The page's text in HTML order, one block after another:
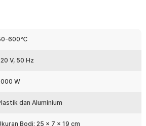
untuk berbagai kebutuhan mulai
bisa lebih cepat dikerjakan. Cara
dituju melalui ujung nozzle.
600℃
V, 50 Hz
W
dan Aluminium
Bodi: 25 x 7 x 19 cm